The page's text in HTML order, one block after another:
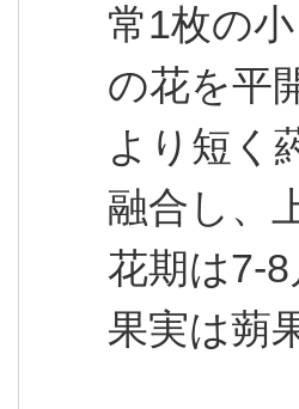
常1枚の
の花を平
より短く
融合し、
花期は7-8
果実は蒴